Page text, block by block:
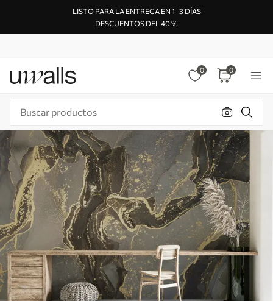
LISTO PARA LA ENTREGA EN 1–3 DÍAS
DESCUENTOS DEL 40 %
0 0